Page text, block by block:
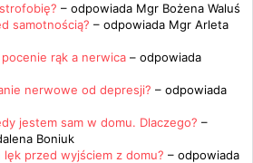
– odpowiada Mgr Bożena Waluś
samotnością? – odpowiada Mgr Arleta
rąk a nerwica – odpowiada
nerwowe od depresji? – odpowiada
jestem sam w domu. Dlaczego? –
Boniuk
przed wyjściem z domu? – odpowiada